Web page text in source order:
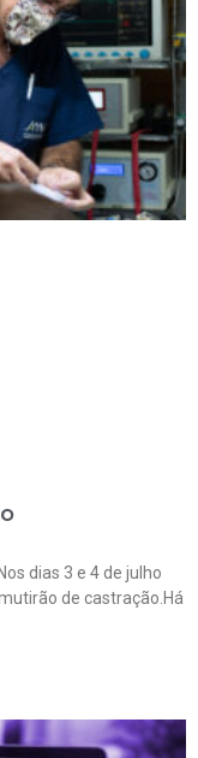
dias 3 e 4 de julho
de castração.Há